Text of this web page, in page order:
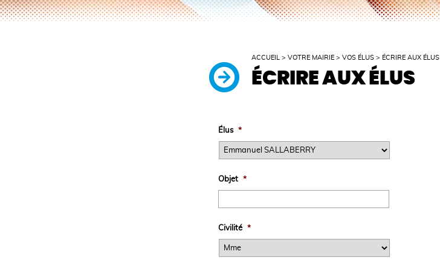
ACCUEIL > VOTRE MAIRIE> VOS ÉLUS> ÉCRIRE AUX ÉLUS
ÉCRIRE AUX ÉLUS
Élus *
Objet *
Civilité *